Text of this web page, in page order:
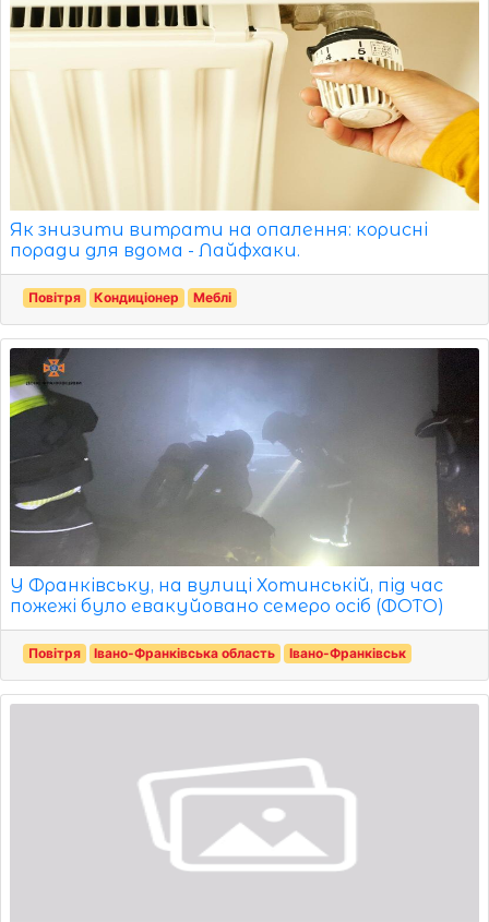
Як знизити витрати на опалення: корисні
поради для вдома - Лайфхаки.
Повітря Кондиціонер Меблі
У Франківську, на вулиці Хотинській, під час
пожежі було евакуйовано семеро осіб (ФОТО)
Повітря Івано-Франківська область Івано-Франківськ